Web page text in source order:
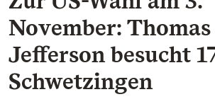
November: Thomas
Jefferson besucht
Schwetzingen